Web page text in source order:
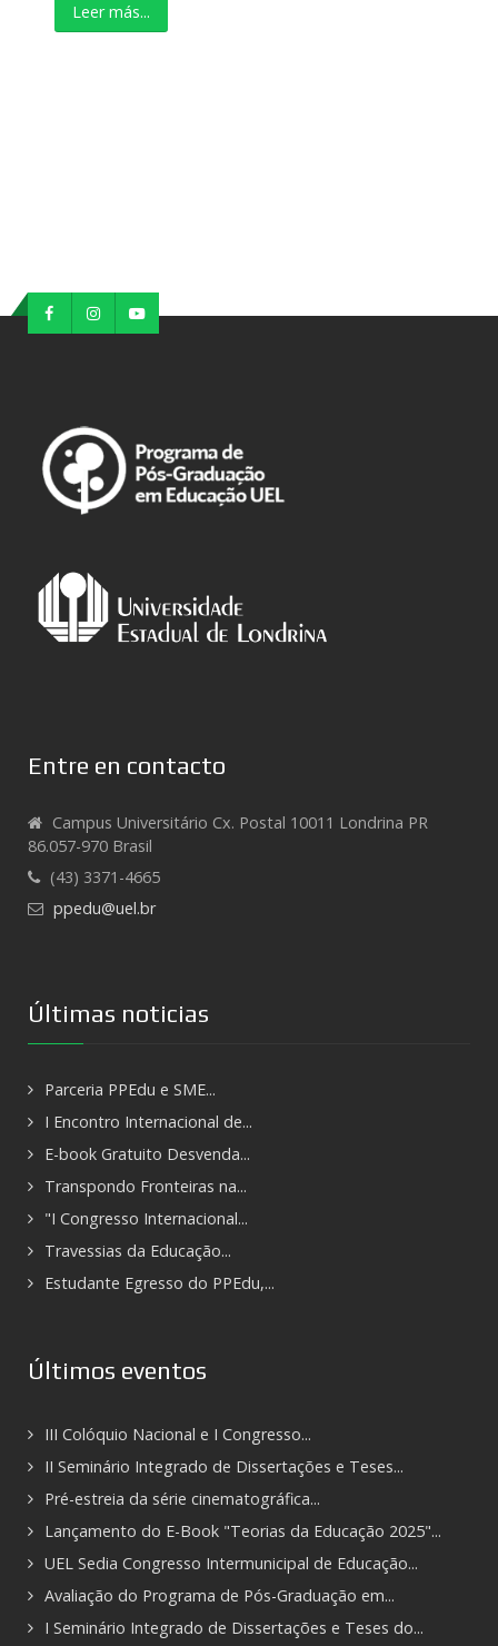
Leer más...
Entre en contacto
Campus Universitário Cx. Postal 10011 Londrina PR
86.057-970 Brasil
(43) 3371-4665
ppedu@uel.br
Últimas noticias
Parceria PPEdu e SME...
I Encontro Internacional de...
E-book Gratuito Desvenda...
Transpondo Fronteiras na...
"I Congresso Internacional...
Travessias da Educação...
Estudante Egresso do PPEdu,...
Últimos eventos
III Colóquio Nacional e I Congresso...
II Seminário Integrado de Dissertações e Teses...
Pré-estreia da série cinematográfica...
Lançamento do E-Book "Teorias da Educação 2025"...
UEL Sedia Congresso Intermunicipal de Educação...
Avaliação do Programa de Pós-Graduação em...
I Seminário Integrado de Dissertações e Teses do...